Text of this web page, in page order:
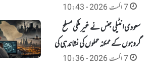
7 اگست 2026 - 10:43
سعودی انٹیلی جنس نے غیر ملکی مسلح
گروہوں کے ممکنہ حملوں کی نشاندہی کی
7 اگست 2026 - 10:36